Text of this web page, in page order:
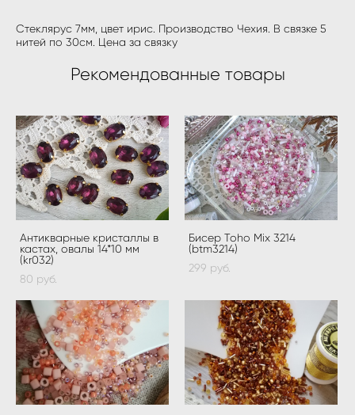
Стеклярус 7мм, цвет ирис. Производство Чехия. В связке 5
нитей по 30см. Цена за связку
Рекомендованные товары
Антикварные кристаллы в
кастах, овалы 14*10 мм
(kr032)
80 pуб.
Бисер Toho Mix 3214
(btm3214)
299 pуб.